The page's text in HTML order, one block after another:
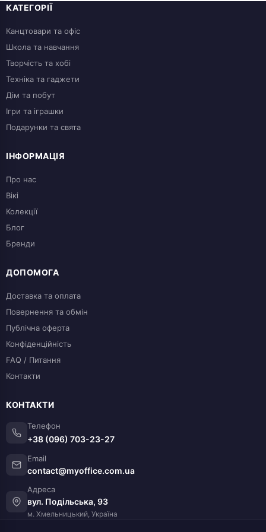
КАТЕГОРІЇ
Канцтовари та офіс
Школа та навчання
Творчість та хобі
Техніка та гаджети
Дім та побут
Ігри та іграшки
Подарунки та свята
ІНФОРМАЦІЯ
Про нас
Вікі
Колекції
Блог
Бренди
ДОПОМОГА
Доставка та оплата
Повернення та обмін
Публічна оферта
Конфіденційність
FAQ / Питання
Контакти
КОНТАКТИ
Телефон
+38 (096) 703-23-27
Email
contact@myoffice.com.ua
Адреса
вул. Подільська, 93
м. Хмельницький, Україна